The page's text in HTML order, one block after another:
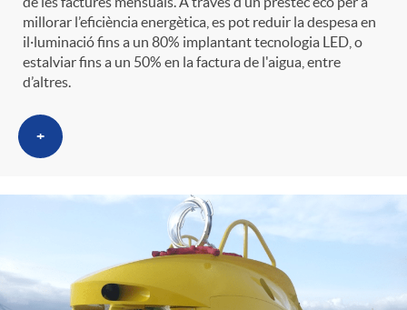
millorar l’eficiència energètica, es pot reduir la despesa en
il·luminació fins a un 80% implantant tecnologia LED, o
estalviar fins a un 50% en la factura de l'aigua, entre
d’altres.
+